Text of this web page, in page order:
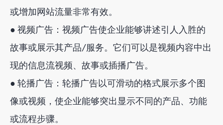
或增加网站流量非常有效。
● 视频广告：视频广告使企业能够讲述引人入胜的
故事或展示其产品/服务。它们可以是视频内容中出
现的信息流视频、故事或插播广告。
● 轮播广告：轮播广告以可滑动的格式展示多个图
像或视频，使企业能够突出显示不同的产品、功能
或流程步骤。